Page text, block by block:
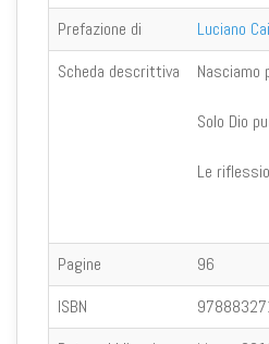
Prefazione di
Luciano
Scheda descrittiva
Nasciamo
Solo Dio
Le
Pagine
96
ISBN